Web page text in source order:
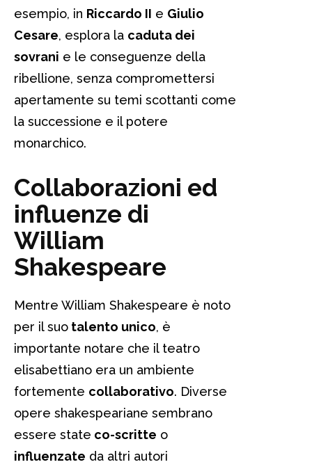
esempio, in Riccardo II e Giulio
Cesare, esplora la caduta dei
sovrani e le conseguenze della
ribellione, senza compromettersi
apertamente su temi scottanti come
la successione e il potere
monarchico.
Collaborazioni ed
influenze di
William
Shakespeare
Mentre William Shakespeare è noto
per il suo talento unico, è
importante notare che il teatro
elisabettiano era un ambiente
fortemente collaborativo. Diverse
opere shakespeariane sembrano
essere state co-scritte o
influenzate da altri autori